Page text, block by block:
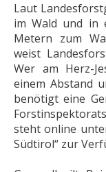
Laut
im Wald und in
Metern zum
weist
Wer am Herz-
einem Abstand
benötigt eine
steht online
Südtirol“ zur